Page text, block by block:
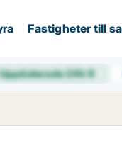
Fastigheter till
24h9